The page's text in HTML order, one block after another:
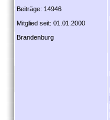
Beiträge: 14946
Mitglied seit: 01.01.2000
Brandenburg